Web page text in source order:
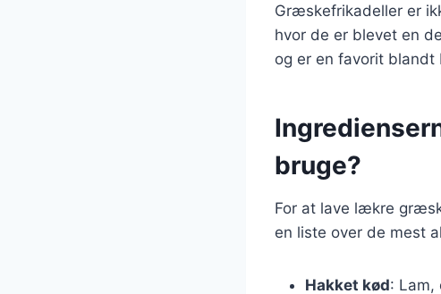
Græskefrikadeller er
hvor de er blevet en
og er en favorit blandt
bruge?
For at lave lækre
en liste over de mest
Hakket kød: Lam,